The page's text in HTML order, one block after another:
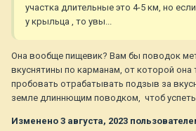
участка длительные это 4-5 км, но
у крыльца , то увы...
Она вообще пищевик? Вам бы поводок
вкуснятины по карманам, от которой она
пробовать отрабатывать подзыв за
земле длиннющим поводком, чтоб успеть
Изменено 3 августа, 2023